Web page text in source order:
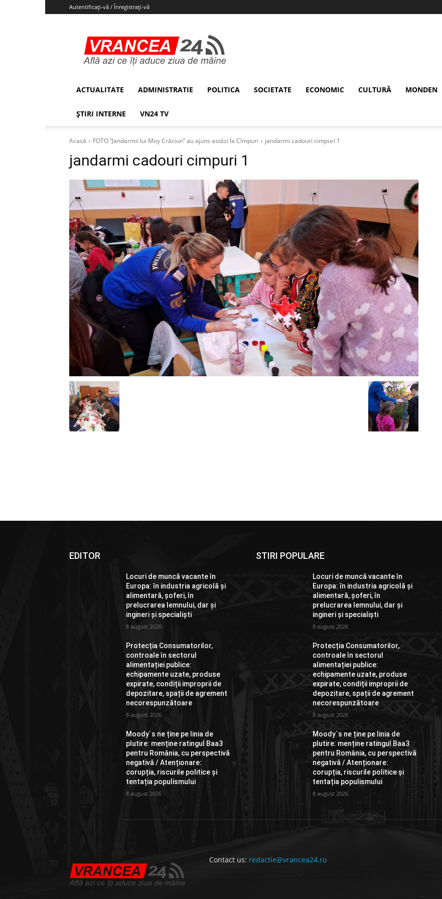
Autentificați-vă / Înregistrați-vă
ACTUALITATE ADMINISTRATIE POLITICA SOCIETATE ECONOMIC CULTURĂ MONDEN
ȘTIRI INTERNE VN24 TV
Acasă FOTO ”Jandarmii lui Moș Crăciun” au ajuns astăzi la Cîmpuri jandarmi cadouri cimpuri 1
jandarmi cadouri cimpuri 1
EDITOR
Locuri de muncă vacante în
Europa: în industria agricolă și
alimentară, șoferi, în
prelucrarea lemnului, dar și
ingineri și specialiști
8 august 2026
Protecția Consumatorilor,
controale în sectorul
alimentației publice:
echipamente uzate, produse
expirate, condiții improprii de
depozitare, spații de agrement
necorespunzătoare
8 august 2026
Moody`s ne ține pe linia de
plutire: menține ratingul Baa3
pentru România, cu perspectivă
negativă / Atenționare:
corupția, riscurile politice și
tentația populismului
8 august 2026
STIRI POPULARE
Locuri de muncă vacante în
Europa: în industria agricolă și
alimentară, șoferi, în
prelucrarea lemnului, dar și
ingineri și specialiști
8 august 2026
Protecția Consumatorilor,
controale în sectorul
alimentației publice:
echipamente uzate, produse
expirate, condiții improprii de
depozitare, spații de agrement
necorespunzătoare
8 august 2026
Moody`s ne ține pe linia de
plutire: menține ratingul Baa3
pentru România, cu perspectivă
negativă / Atenționare:
corupția, riscurile politice și
tentația populismului
8 august 2026
Contact us: redactie@vrancea24.ro